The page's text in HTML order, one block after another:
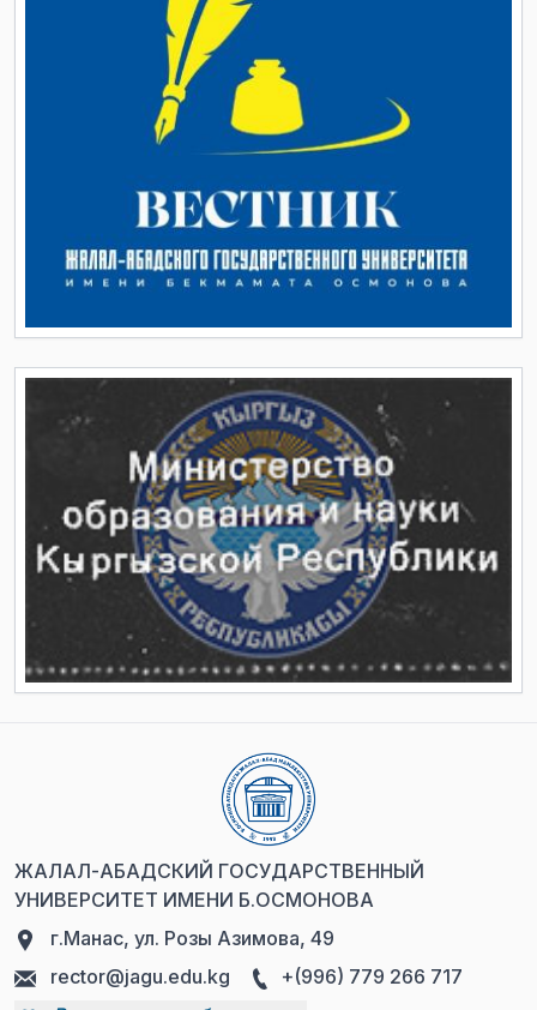
ЖАЛАЛ-АБАДСКИЙ ГОСУДАРСТВЕННЫЙ
УНИВЕРСИТЕТ ИМЕНИ Б.ОСМОНОВА
г.Манас, ул. Розы Азимова, 49
rector@jagu.edu.kg
+(996) 779 266 717